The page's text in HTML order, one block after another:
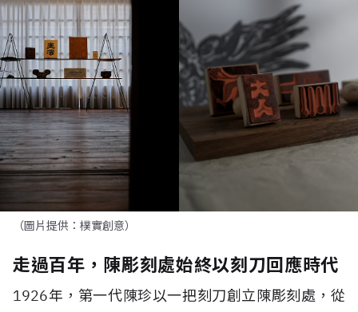
（圖片提供：樸實創意）
走過百年，陳彫刻處始終以刻刀回應時代
1926年，第一代陳珍以一把刻刀創立陳彫刻處，從